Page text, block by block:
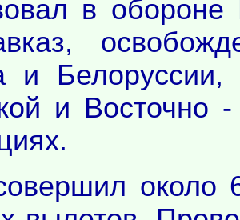
в
и Белоруссии,
и Восточно
около